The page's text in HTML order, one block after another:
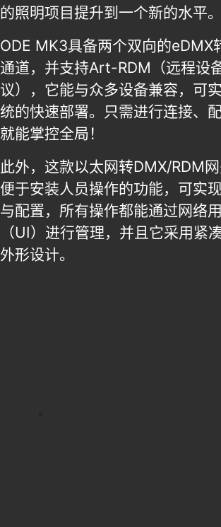
的照明项目提升到一个新的水平。
ODE MK3具备两个双向的eDMX
通道，并支持Art-RDM（远程设
议），它能与众多设备兼容，可
统的快速部署。只需进行连接、
就能掌控全局！
此外，这款以太网转DMX/RDM
便于安装人员操作的功能，可实
与配置，所有操作都能通过网络
（UI）进行管理，并且它采用紧
外形设计。